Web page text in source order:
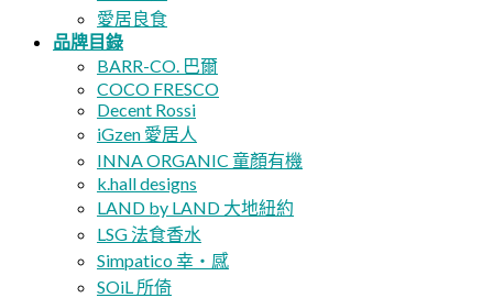
愛居良食
品牌目錄
BARR-CO. 巴爾
COCO FRESCO
Decent Rossi
iGzen 愛居人
INNA ORGANIC 童顏有機
k.hall designs
LAND by LAND 大地紐約
LSG 法食香水
Simpatico 幸・感
SOiL 所倚